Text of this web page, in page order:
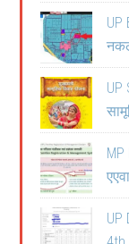
UP
UP
UP